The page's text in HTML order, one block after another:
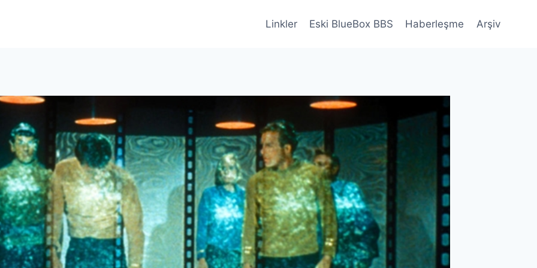
Linkler Eski BlueBox BBS Haberleşme Arşiv